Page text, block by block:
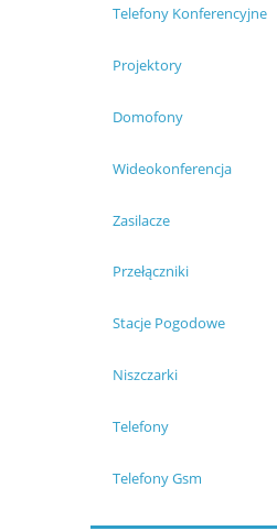
Telefony Konferencyjne
Projektory
Domofony
Wideokonferencja
Zasilacze
Przełączniki
Stacje Pogodowe
Niszczarki
Telefony
Telefony Gsm